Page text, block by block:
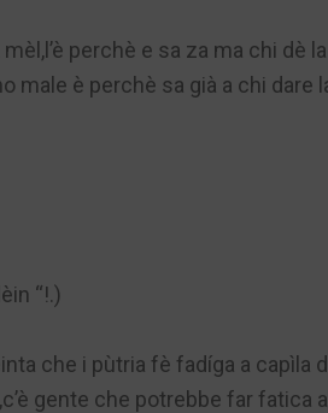
perchè e sa za ma chi dè
male è perchè sa già a chi dare
“!.)
che i pùtria fè fadíga a capìla
gente che potrebbe far fatica